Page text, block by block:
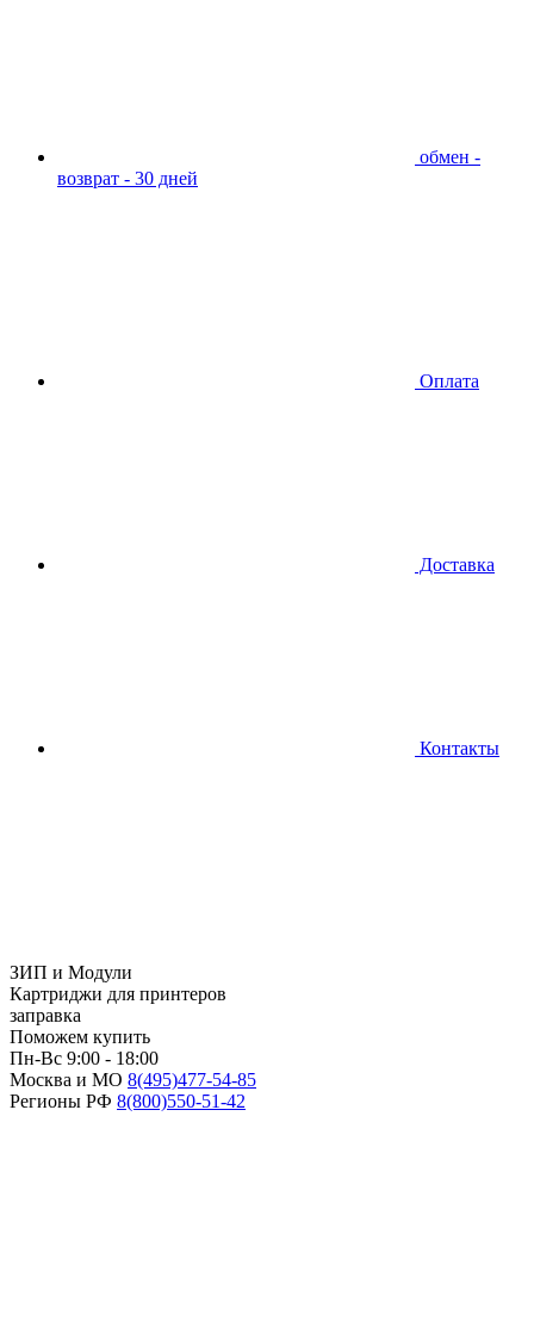
обмен -
возврат - 30 дней
Оплата
Доставка
Контакты
ЗИП и Модули
Картриджи для принтеров
заправка
Поможем купить
Пн-Вс 9:00 - 18:00
Москва и МО 8(495)477-54-85
Регионы РФ 8(800)550-51-42